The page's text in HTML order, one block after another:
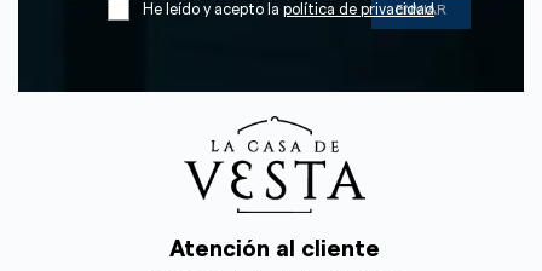
He leído y acepto la política de privacidad
Atención al cliente